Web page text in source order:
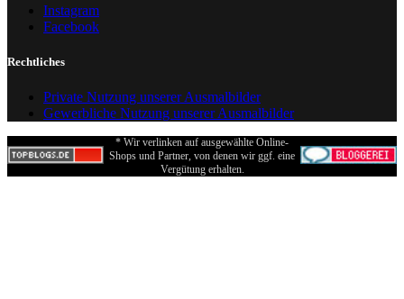
Instagram
Facebook
Rechtliches
Private Nutzung unserer Ausmalbilder
Gewerbliche Nutzung unserer Ausmalbilder
* Wir verlinken auf ausgewählte Online-
Shops und Partner, von denen wir ggf. eine
Vergütung erhalten.